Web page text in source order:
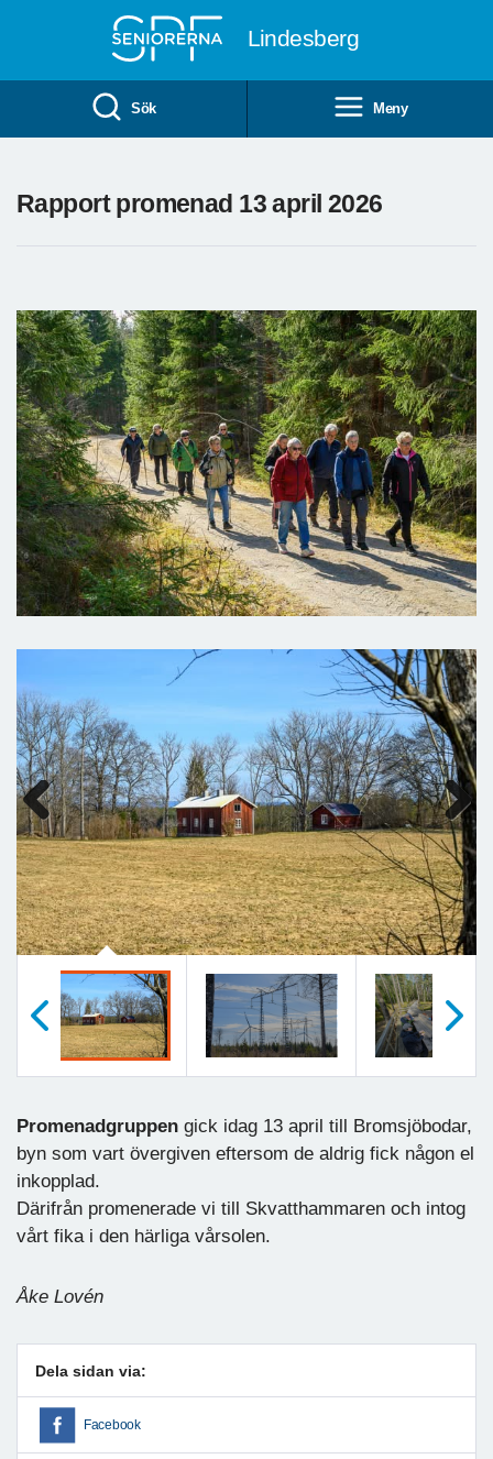
Lindesberg
Sök Meny
Rapport promenad 13 april 2026
Previous Next
Promenadgruppen gick idag 13 april till Bromsjöbodar,
byn som vart övergiven eftersom de aldrig fick någon el
inkopplad.
Därifrån promenerade vi till Skvatthammaren och intog
vårt fika i den härliga vårsolen.
Åke Lovén
Dela sidan via:
Facebook